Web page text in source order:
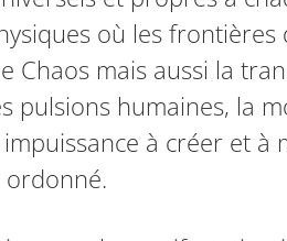
où les frontières
Chaos mais aussi la
pulsions humaines, la
à créer et à
ordonné.